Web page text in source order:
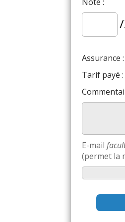
Assurance :
Tarif payé :
E-mail
(permet la